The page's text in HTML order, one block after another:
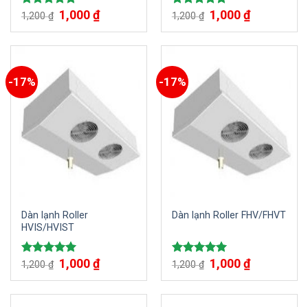
Được xếp
5.00
1,200₫ 1,000₫
Được xếp
5.00
1,200₫ 1,000₫
-17%
Dàn lạnh Roller
HVIS/HVIST
Được xếp
5.00
1,200₫ 1,000₫
-17%
Dàn lạnh Roller FHV/FHVT
Được xếp
5.00
1,200₫ 1,000₫